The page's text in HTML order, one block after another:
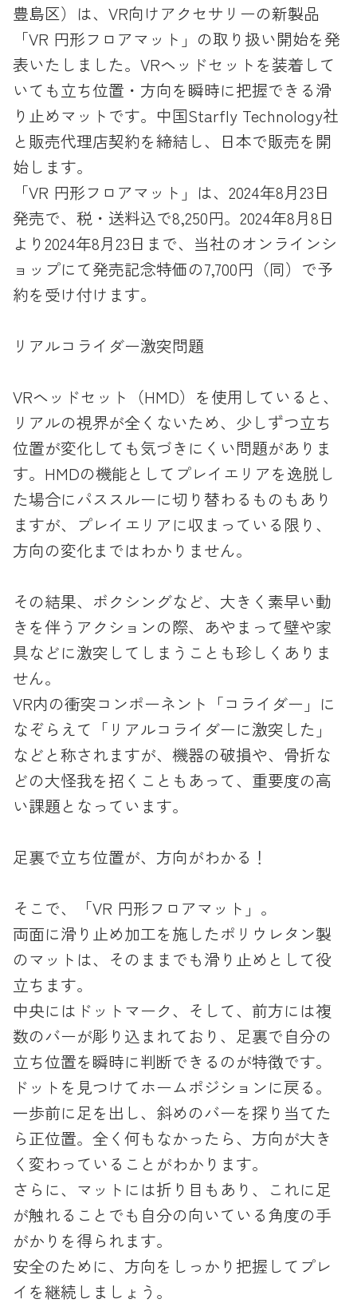
豊島区）は、VR向けアクセサリーの新製品
「VR 円形フロアマット」の取り扱い開始を発
表いたしました。VRヘッドセットを装着して
いても立ち位置・方向を瞬時に把握できる滑
り止めマットです。中国Starfly Technology社
と販売代理店契約を締結し、日本で販売を開
始します。
「VR 円形フロアマット」は、2024年8月23日
発売で、税・送料込で8,250円。2024年8月8日
より2024年8月23日まで、当社のオンラインシ
ョップにて発売記念特価の7,700円（同）で予
約を受け付けます。
リアルコライダー激突問題
VRヘッドセット（HMD）を使用していると、
リアルの視界が全くないため、少しずつ立ち
位置が変化しても気づきにくい問題がありま
す。HMDの機能としてプレイエリアを逸脱し
た場合にパススルーに切り替わるものもあり
ますが、プレイエリアに収まっている限り、
方向の変化まではわかりません。
その結果、ボクシングなど、大きく素早い動
きを伴うアクションの際、あやまって壁や家
具などに激突してしまうことも珍しくありま
せん。
VR内の衝突コンポーネント「コライダー」に
なぞらえて「リアルコライダーに激突した」
などと称されますが、機器の破損や、骨折な
どの大怪我を招くこともあって、重要度の高
い課題となっています。
足裏で立ち位置が、方向がわかる！
そこで、「VR 円形フロアマット」。
両面に滑り止め加工を施したポリウレタン製
のマットは、そのままでも滑り止めとして役
立ちます。
中央にはドットマーク、そして、前方には複
数のバーが彫り込まれており、足裏で自分の
立ち位置を瞬時に判断できるのが特徴です。
ドットを見つけてホームポジションに戻る。
一歩前に足を出し、斜めのバーを探り当てた
ら正位置。全く何もなかったら、方向が大き
く変わっていることがわかります。
さらに、マットには折り目もあり、これに足
が触れることでも自分の向いている角度の手
がかりを得られます。
安全のために、方向をしっかり把握してプレ
イを継続しましょう。